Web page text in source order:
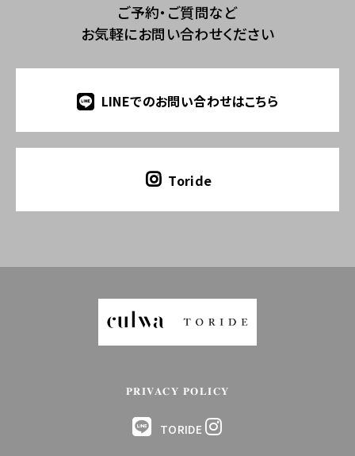
ご予約・ご質問など
お気軽にお問い合わせください
LINEでのお問い合わせはこちら
Toride
PRIVACY POLICY
TORIDE